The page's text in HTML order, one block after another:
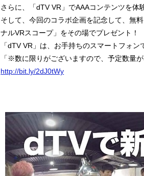
さらに、「dTV VR」でAAAコンテンツを体
そして、今回のコラボ企画を記念して、無
ナルVRスコープ」をその場でプレゼント！
「dTV VR」は、お手持ちのスマートフォ
「※数に限りがございますので、予定数量
http://bit.ly/2dJ0tWy